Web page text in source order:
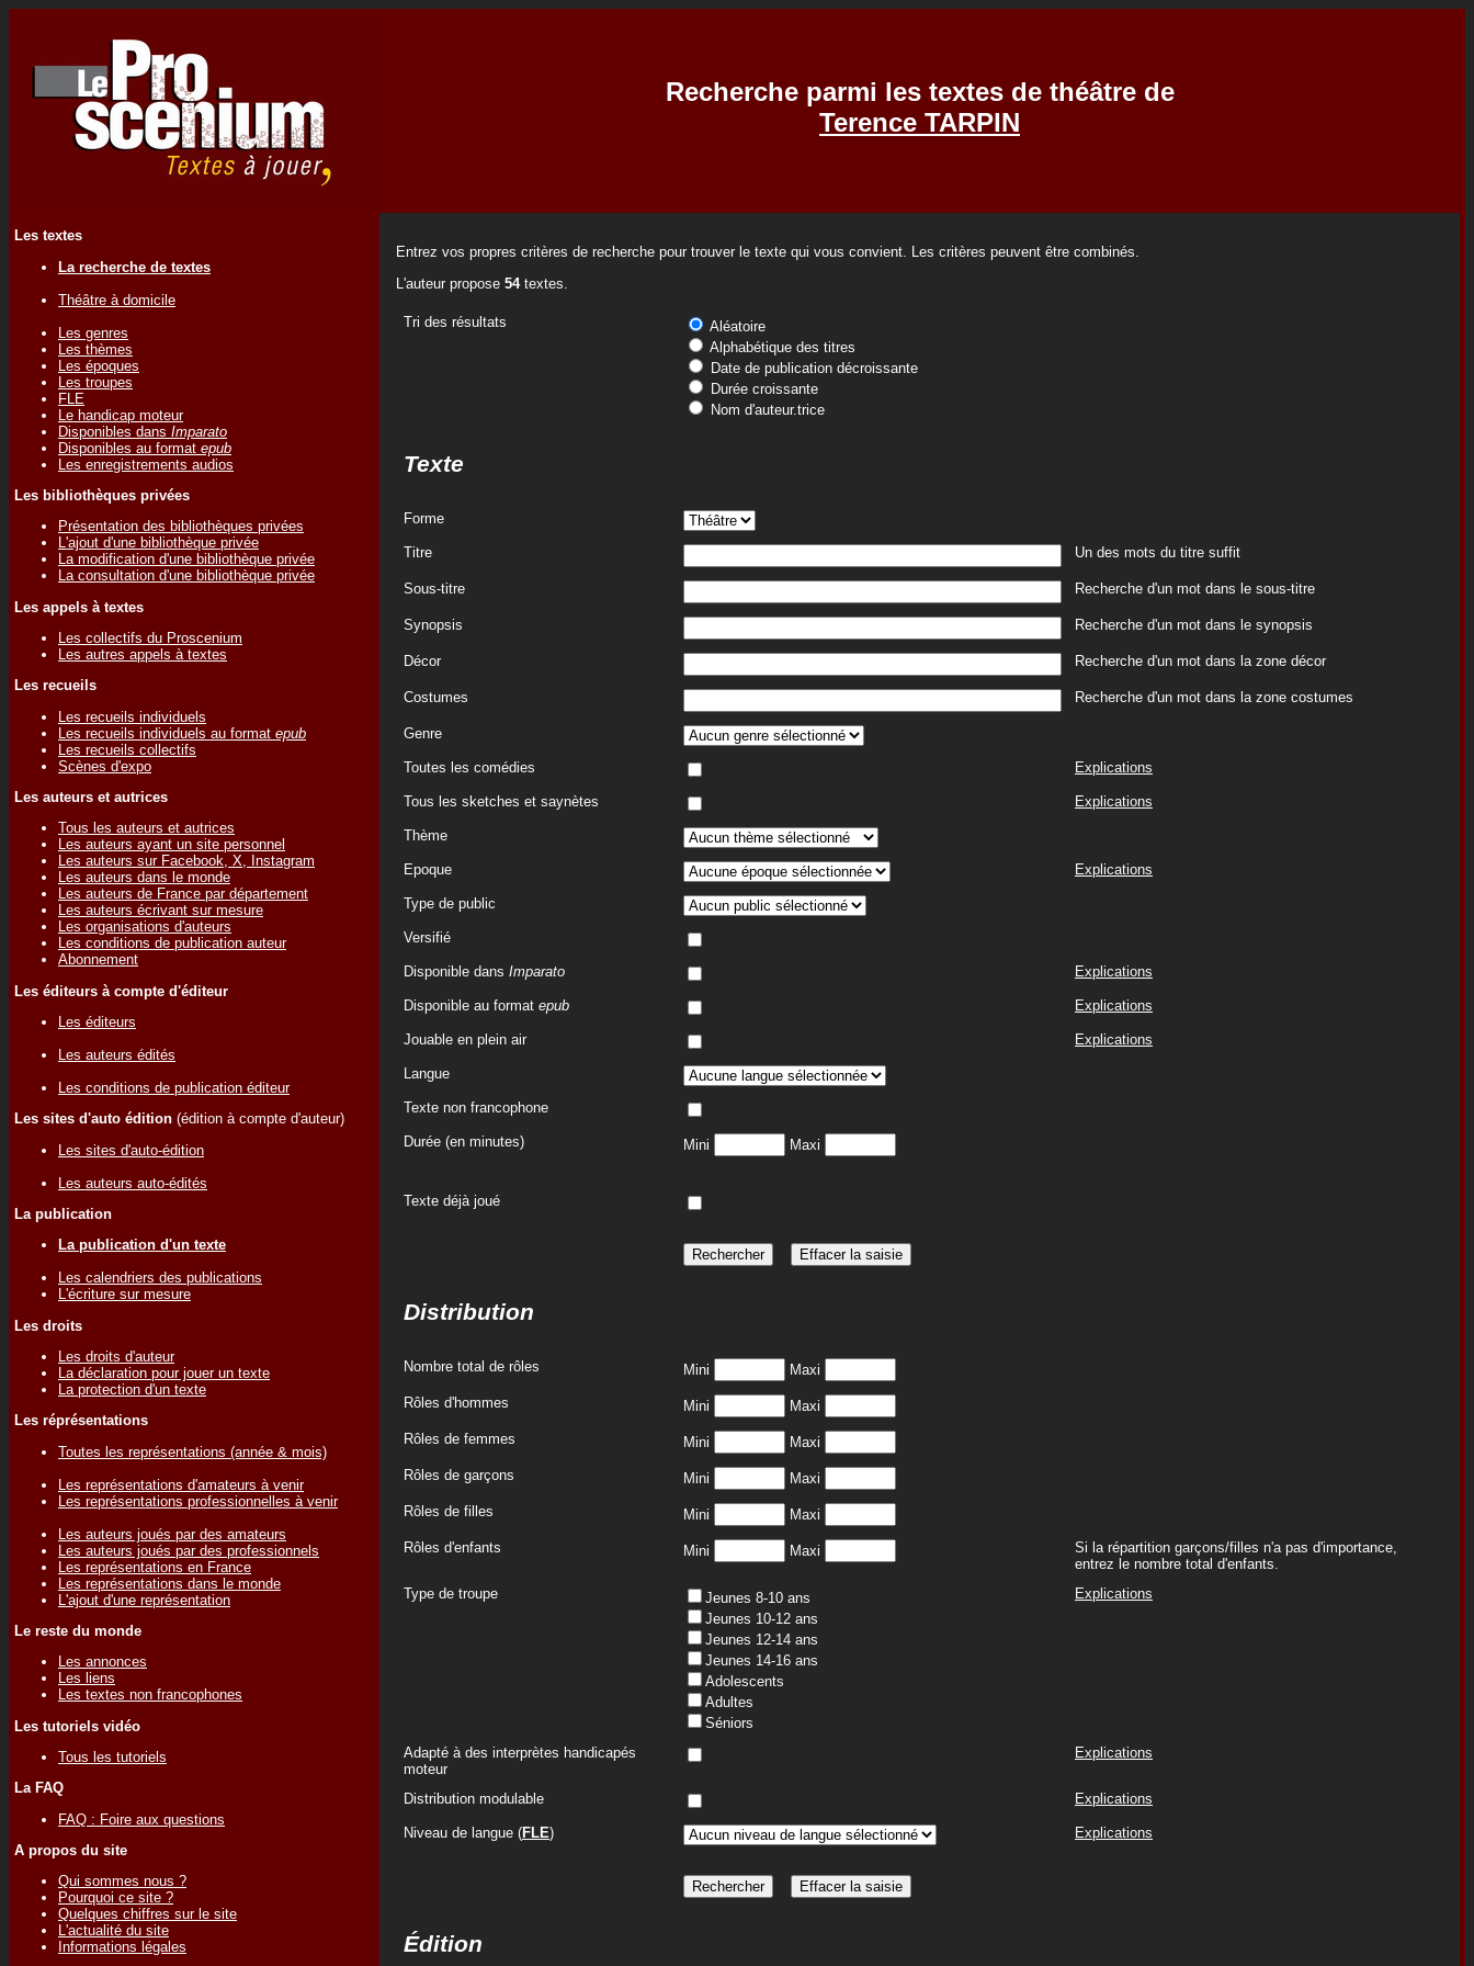
Recherche parmi les textes de théâtre de
Terence TARPIN
Les textes
La recherche de textes
Théâtre à domicile
Les genres
Les thèmes
Les époques
Les troupes
FLE
Le handicap moteur
Disponibles dans Imparato
Disponibles au format epub
Les enregistrements audios
Les bibliothèques privées
Présentation des bibliothèques privées
L'ajout d'une bibliothèque privée
La modification d'une bibliothèque privée
La consultation d'une bibliothèque privée
Les appels à textes
Les collectifs du Proscenium
Les autres appels à textes
Les recueils
Les recueils individuels
Les recueils individuels au format epub
Les recueils collectifs
Scènes d'expo
Les auteurs et autrices
Tous les auteurs et autrices
Les auteurs ayant un site personnel
Les auteurs sur Facebook, X, Instagram
Les auteurs dans le monde
Les auteurs de France par département
Les auteurs écrivant sur mesure
Les organisations d'auteurs
Les conditions de publication auteur
Abonnement
Les éditeurs à compte d'éditeur
Les éditeurs
Les auteurs édités
Les conditions de publication éditeur
Les sites d'auto édition (édition à compte d'auteur)
Les sites d'auto-édition
Les auteurs auto-édités
La publication
La publication d'un texte
Les calendriers des publications
L'écriture sur mesure
Les droits
Les droits d'auteur
La déclaration pour jouer un texte
La protection d'un texte
Les réprésentations
Toutes les représentations (année & mois)
Les représentations d'amateurs à venir
Les représentations professionnelles à venir
Les auteurs joués par des amateurs
Les auteurs joués par des professionnels
Les représentations en France
Les représentations dans le monde
L'ajout d'une représentation
Le reste du monde
Les annonces
Les liens
Les textes non francophones
Les tutoriels vidéo
Tous les tutoriels
La FAQ
FAQ : Foire aux questions
A propos du site
Qui sommes nous ?
Pourquoi ce site ?
Quelques chiffres sur le site
L'actualité du site
Informations légales
Entrez vos propres critères de recherche pour trouver le texte qui vous convient. Les critères peuvent être combinés.
L'auteur propose 54textes.
Tri des résultats
Aléatoire
Alphabétique des titres
Date de publication décroissante
Durée croissante
Nom d'auteur.trice
Texte
Forme
Titre Un des mots du titre suffit
Sous-titre Recherche d'un mot dans le sous-titre
Synopsis Recherche d'un mot dans le synopsis
Décor Recherche d'un mot dans la zone décor
Costumes Recherche d'un mot dans la zone costumes
Genre
Toutes les comédies Explications
Tous les sketches et saynètes Explications
Thème
Epoque Explications
Type de public
Versifié
Disponible dans Imparato Explications
Disponible au format epub Explications
Jouable en plein air Explications
Langue
Texte non francophone
Durée (en minutes) Mini Maxi
Texte déjà joué
Distribution
Nombre total de rôles Mini
Maxi
Rôles d'hommes
Mini
Maxi
Rôles de femmes
Mini
Maxi
Rôles de garçons
Mini
Maxi
Rôles de filles
Mini
Maxi
Rôles d'enfants
Mini Maxi
Si la répartition garçons/filles n'a pas d'importance,
entrez le nombre total d'enfants.
Type de troupe
Jeunes 8-10 ans
Jeunes 10-12 ans
Jeunes 12-14 ans
Jeunes 14-16 ans
Adolescents
Adultes
Séniors
Explications
Adapté à des interprètes handicapés
moteur
Explications
Distribution modulable Explications
Niveau de langue (FLE) Explications
Édition